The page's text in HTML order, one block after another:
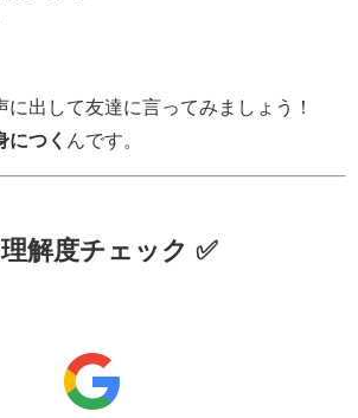
に出して友達に言ってみましょう！
につく んです。
解度チェック ✅